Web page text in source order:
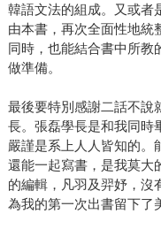
韓語文法的組成。又或者
由本書，再次全面性地統
同時，也能結合書中所教
做準備。
最後要特別感謝二話不說
長。張磊學長是和我同時
嚴謹是系上人人皆知的。
還能一起寫書，是我莫大
的編輯，凡羽及羿妤，沒
為我的第一次出書留下了